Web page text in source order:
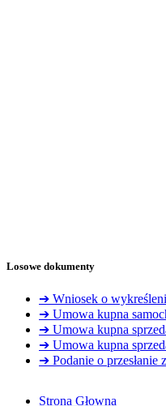
Losowe dokumenty
➔ Wniosek o
➔ Umowa kupna
➔ Umowa kupna
➔ Umowa kupna
➔ Podanie o przesłanie
Strona Głowna